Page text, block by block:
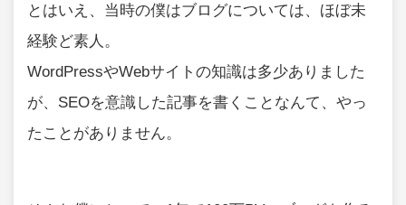
とはいえ、当時の僕はブログについては、ほぼ未
経験ど素人。
WordPressやWebサイトの知識は多少ありました
が、SEOを意識した記事を書くことなんて、やっ
たことがありません。